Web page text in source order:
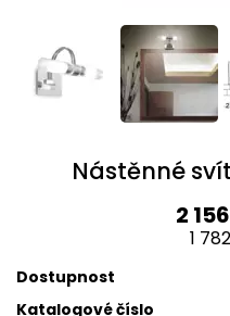
Nástěnné
2 156
1 782
Dostupnost
Katalogové číslo